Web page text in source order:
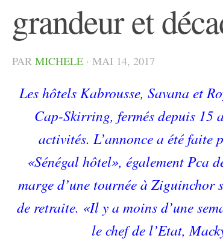
grandeur et
PAR MICHELE · MAI 14, 2017
Les hôtels Kabrousse, Savana et
Cap-Skirring, fermés depuis 15
activités. L’annonce a été
«Sénégal hôtel», également Pca
marge d’une tournée à
de retraite. «Il y a moins d’une
le chef de l’Etat,